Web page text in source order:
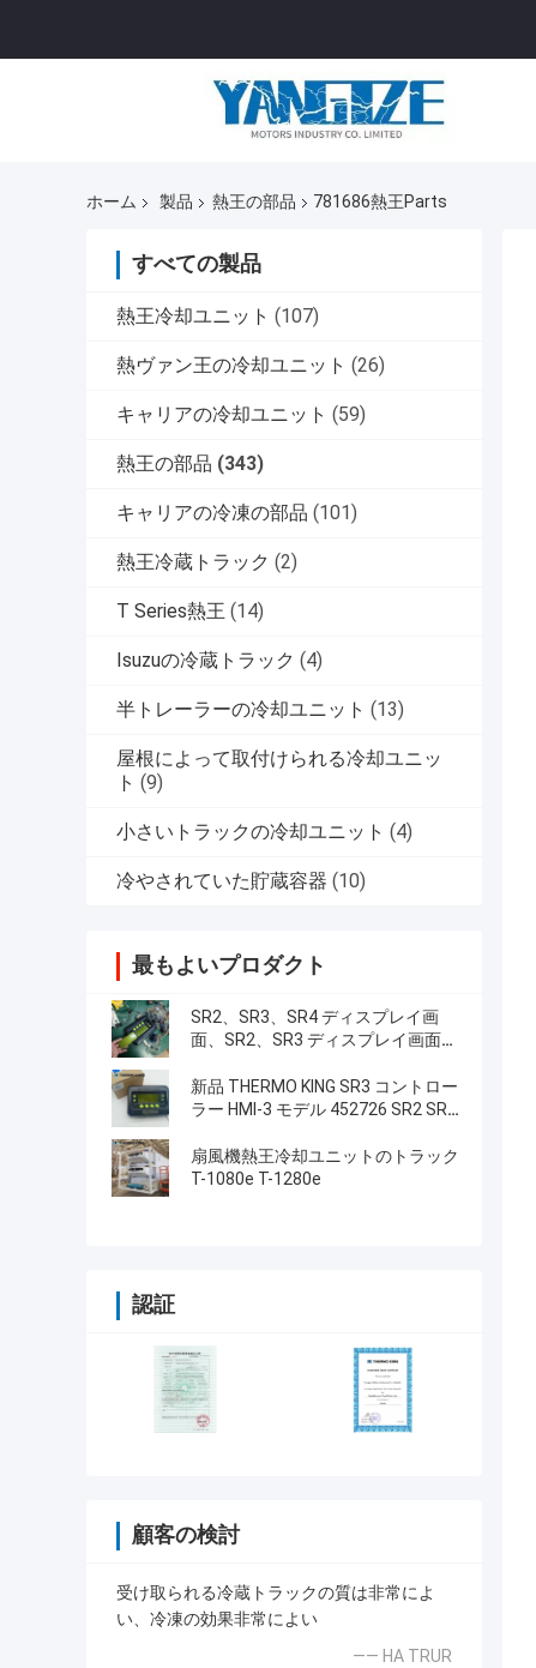
ホーム 製品 熱王の部品 781686熱王Parts
すべての製品
熱王冷却ユニット (107)
熱ヴァン王の冷却ユニット (26)
キャリアの冷却ユニット (59)
熱王の部品 (343)
キャリアの冷凍の部品 (101)
熱王冷蔵トラック (2)
T Series熱王 (14)
Isuzuの冷蔵トラック (4)
半トレーラーの冷却ユニット (13)
屋根によって取付けられる冷却ユニッ
ト (9)
小さいトラックの冷却ユニット (4)
冷やされていた貯蔵容器 (10)
最もよいプロダクト
SR2、SR3、SR4 ディスプレイ画
面、SR2、SR3 ディスプレイ画面
タイプ LCD画面 THERMO KING
SB210 SB230 HMI アフターマーケ
新品 THERMO KING SR3 コントロー
ラー HMI-3 モデル 452726 SR2 SR3
扇風機熱王冷却ユニットのトラック
T-1080e T-1280e
認証
顧客の検討
受け取られる冷蔵トラックの質は非常によ
い、冷凍の効果非常によい
—— HA TRUR